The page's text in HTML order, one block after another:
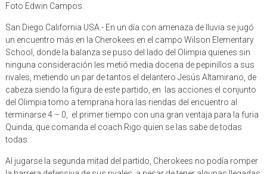
Foto Edwin Campos.
San Diego California USA.- En un día con amenaza de lluvia se jugó
un encuentro más en la Cherokees en el campo Wilson Elementary
School, donde la balanza se puso del lado del Olimpia quienes sin
ninguna consideración les metió media docena de pepinillos a sus
rivales, metiendo un par de tantos el delantero Jesús Altamirano, de
cabeza siendo la figura de este partido, en las acciones el conjunto
del Olimpia tomo a temprana hora las riendas del encuentro al
terminarse 4 – 0, el primer tiempo con una gran ventaja para la furia
Quinda, que comanda el coach Rigo quien se las sabe de todas
todas.
Al jugarse la segunda mitad del partido, Cherokees no podía romper